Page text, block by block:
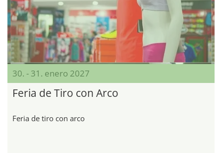
30. - 31. enero 2027
Feria de Tiro con Arco
Feria de tiro con arco